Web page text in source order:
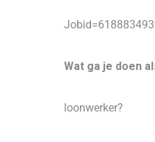
Wat ga je doen
loonwerker?